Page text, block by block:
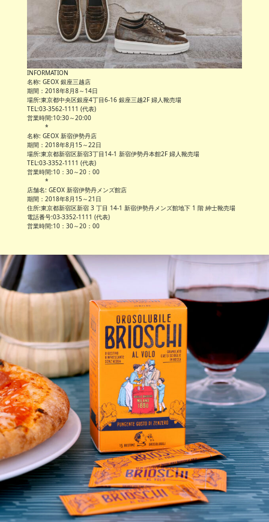
INFORMATION
名称: GEOX 銀座三越店
期間：2018年8月8～14日
場所:東京都中央区銀座4丁目6-16 銀座三越2F 婦人靴売場
TEL:03-3562-1111 (代表)
営業時間:10:30～20:00
*
名称: GEOX 新宿伊勢丹店
期間：2018年8月15～22日
場所:東京都新宿区新宿3丁目14-1 新宿伊勢丹本館2F 婦人靴売場
TEL:03-3352-1111 (代表)
営業時間:10：30～20：00
*
店舗名: GEOX 新宿伊勢丹メンズ館店
期間：2018年8月15～21日
住所:東京都新宿区新宿 3 丁目 14-1 新宿伊勢丹メンズ館地下 1 階 紳士靴売場
電話番号:03-3352-1111 (代表)
営業時間:10：30～20：00